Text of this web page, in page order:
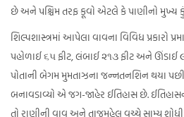
છે અને પશ્ચિમ તરફ કૂવો એટલે કે પાણીનો મુખ્ય
શિલ્પશાસ્ત્રમાં આપેલા વાવના વિવિધ પ્રકારો
પહોળાઈ ૬૫ ફીટ, લંબાઈ ૨૧૩ ફીટ અને ઊંડાઈ
પોતાની બેગમ મુમતાઝના જન્નતનશિન થયા
બનાવડાવ્યો એ જગ-જાહેર ઈતિહાસ છે.
તો રાણીની વાવ અને તાજમહેલ વચ્ચે સામ્ય